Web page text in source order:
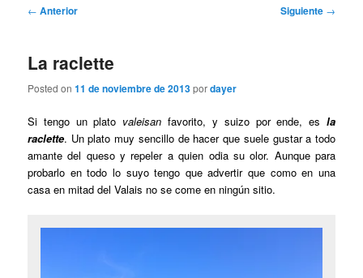
Navegación
← Anterior Siguiente →
La raclette
Posted on11 de noviembre de 2013pordayer
Si tengo un plato valeisan favorito, y suizo por ende, es la
raclette. Un plato muy sencillo de hacer que suele gustar a todo
amante del queso y repeler a quien odia su olor. Aunque para
probarlo en todo lo suyo tengo que advertir que como en una
casa en mitad del Valais no se come en ningún sitio.